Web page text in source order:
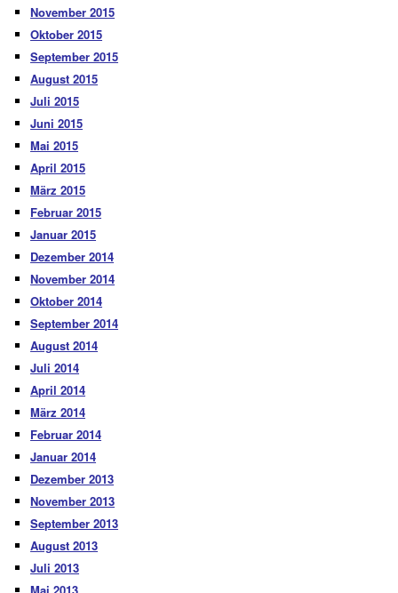
November 2015
Oktober 2015
September 2015
August 2015
Juli 2015
Juni 2015
Mai 2015
April 2015
März 2015
Februar 2015
Januar 2015
Dezember 2014
November 2014
Oktober 2014
September 2014
August 2014
Juli 2014
April 2014
März 2014
Februar 2014
Januar 2014
Dezember 2013
November 2013
September 2013
August 2013
Juli 2013